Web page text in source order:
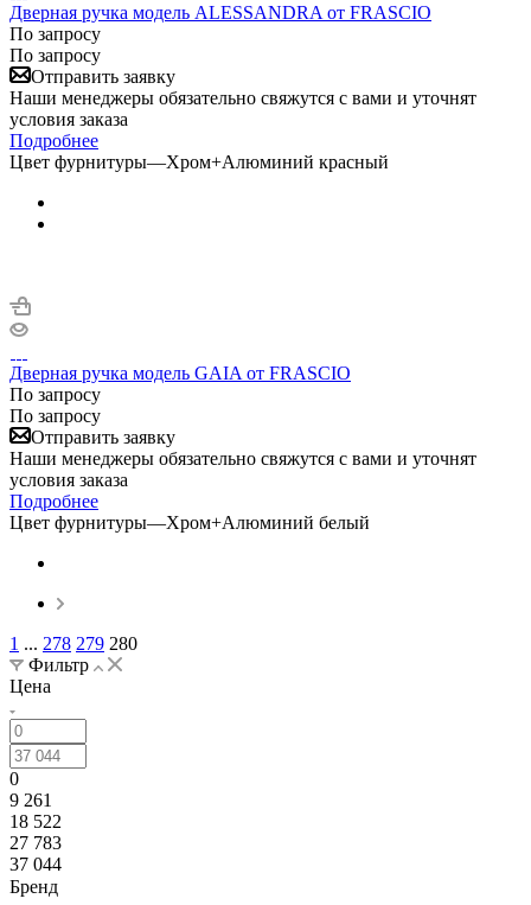
Дверная ручка модель ALESSANDRA от FRASCIO
По запросу
По запросу
Отправить заявку
Наши менеджеры обязательно свяжутся с вами и уточнят
условия заказа
Подробнее
Цвет фурнитуры—Хром+Алюминий красный
Дверная ручка модель GAIA от FRASCIO
По запросу
По запросу
Отправить заявку
Наши менеджеры обязательно свяжутся с вами и уточнят
условия заказа
Подробнее
Цвет фурнитуры—Хром+Алюминий белый
1 ... 278 279 280
Фильтр
Цена
0
9 261
18 522
27 783
37 044
Бренд